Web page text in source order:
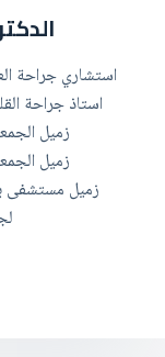
استشاري جراحة
استاذ جراحة
زميل
زميل
زميل مستشفى